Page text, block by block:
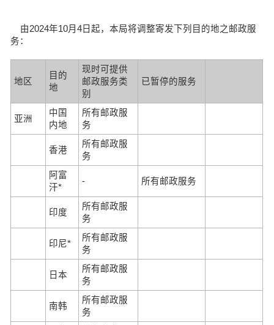
由2024年10月4日起，本局将调整寄发下列目的地之邮政服
务：
地区
目的
地
现时可提供
邮政服务类
别
已暂停的服务
亚洲
中国
内地
所有邮政服
务
香港
所有邮政服
务
阿富
汗*
- 所有邮政服务
印度
所有邮政服
务
印尼*
所有邮政服
务
日本
所有邮政服
务
南韩
所有邮政服
务